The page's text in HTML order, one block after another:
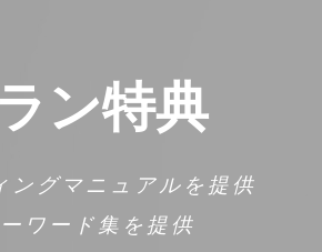
ン特典
ングマニュアルを提供
ワード集を提供